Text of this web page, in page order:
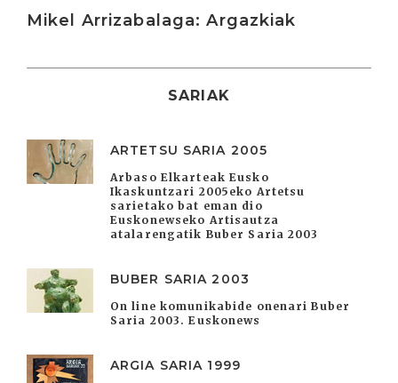
Mikel Arrizabalaga: Argazkiak
SARIAK
ARTETSU SARIA 2005
Arbaso Elkarteak Eusko
Ikaskuntzari 2005eko Artetsu
sarietako bat eman dio
Euskonewseko Artisautza
atalarengatik Buber Saria 2003
BUBER SARIA 2003
On line komunikabide onenari Buber
Saria 2003. Euskonews
ARGIA SARIA 1999